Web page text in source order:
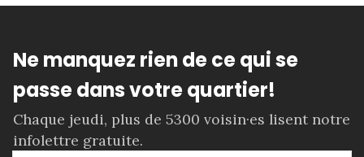
Ne manquez rien de ce qui se
passe dans votre quartier!
Chaque jeudi, plus de 5300 voisin·es lisent notre
infolettre gratuite.